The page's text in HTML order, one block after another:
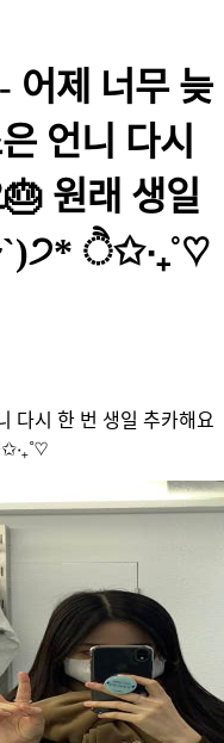
어제 너무 늦
언니 다시
원래 생일
ੈ✩‧₊˚♡
다시 한 번 생일 추카해요